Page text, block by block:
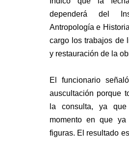
dependerá del
Antropología e
cargo los trabajos de
y restauración de la
El funcionario
auscultación porque
la consulta, ya
momento en que ya
figuras. El resultado